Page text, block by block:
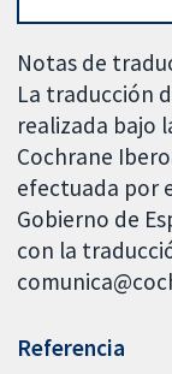
Notas de
La traducción
realizada bajo
Cochrane
efectuada por
Gobierno de
con la
Referencia